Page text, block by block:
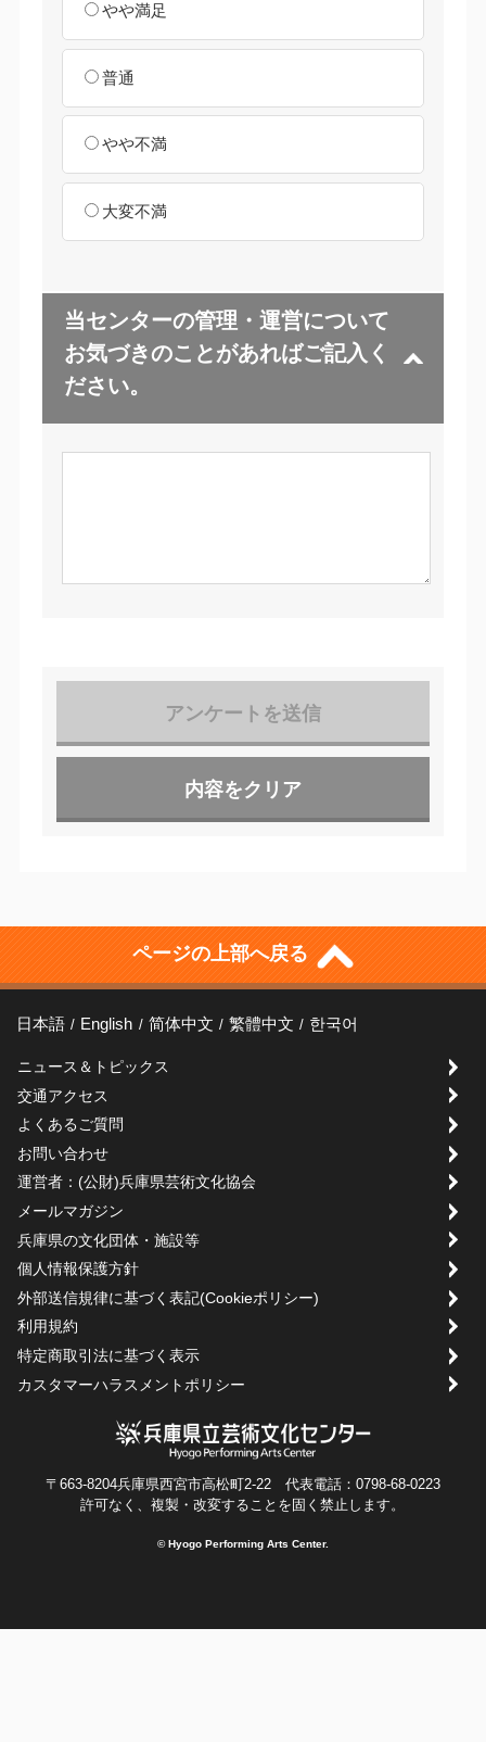
やや満足
普通
やや不満
大変不満
当センターの管理・運営について
お気づきのことがあればご記入く
ださい。
ページの上部へ戻る
日本語 English 简体中文 繁體中文 한국어
ニュース＆トピックス
交通アクセス
よくあるご質問
お問い合わせ
運営者：(公財)兵庫県芸術文化協会
メールマガジン
兵庫県の文化団体・施設等
個人情報保護方針
外部送信規律に基づく表記(Cookieポリシー)
利用規約
特定商取引法に基づく表示
カスタマーハラスメントポリシー
〒663-8204兵庫県西宮市高松町2-22 代表電話：0798-68-0223
許可なく、複製・改変することを固く禁止します。
© Hyogo Performing Arts Center.